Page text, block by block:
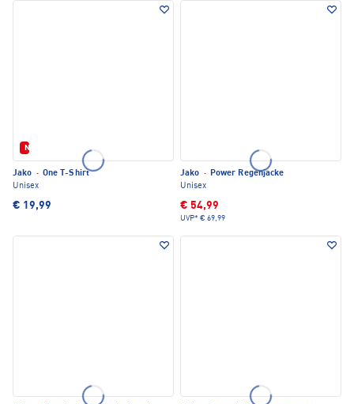
Neu
Jako · One T-Shirt
Unisex
€ 19,99
Jako · Power Regenjacke
Unisex
€ 54,99
UVP* € 69,99